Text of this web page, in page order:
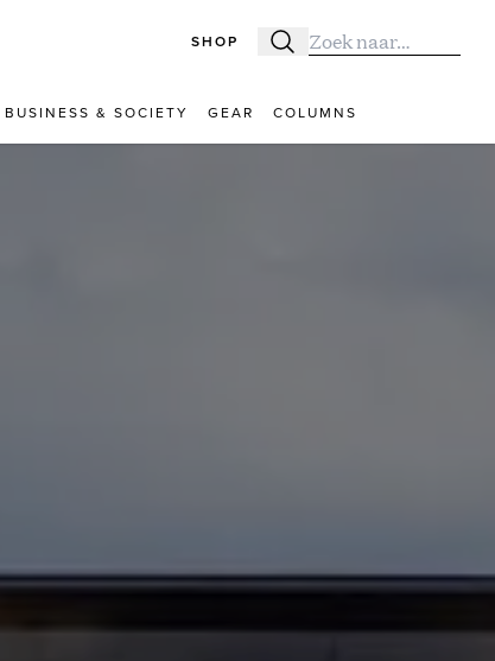
SHOP Zoeken
Zoek naar:
BUSINESS & SOCIETY GEAR COLUMNS